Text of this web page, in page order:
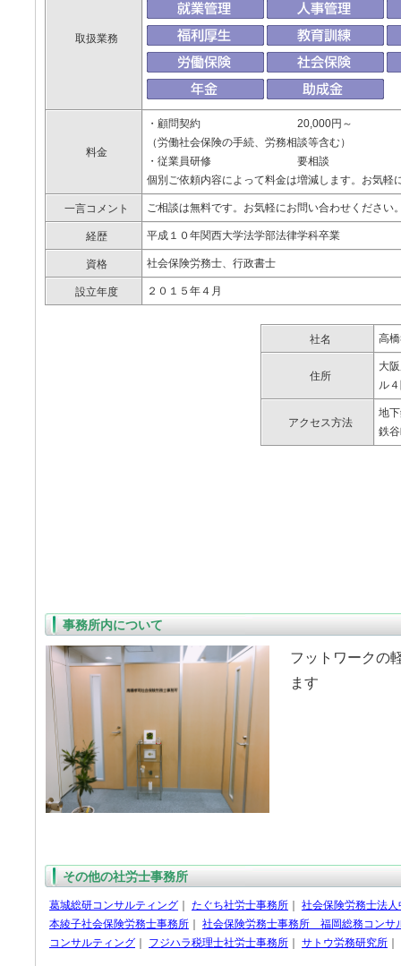
取扱業務
料金
・顧問契約 20,000円～
（労働社会保険の手続、労務相談等含む）
・従業員研修 要相談
個別ご依頼内容によって料金は増減します。お気
一言コメント ご相談は無料です。お気軽にお問い合わせください
経歴 平成１０年関西大学法学部法律学科卒業
資格 社会保険労務士、行政書士
設立年度 ２０１５年４月
社名 高
住所
大
ル
アクセス方法
地
鉄
事務所内について
フットワークの
ます
その他の社労士事務所
葛城総研コンサルティング たぐち社労士事務所
社会保険労務士法
本綾子社会保険労務士事務所
社会保険労務士事務所 福岡総務コンサ
コンサルティング
フジハラ税理士社労士事務所 サトウ労務研究所